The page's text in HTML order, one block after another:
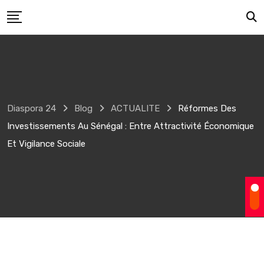
to
Diaspora 24 Blog ACTUALITE
Réformes Des
Investissements Au Sénégal : Entre Attractivité Économique
Et Vigilance Sociale